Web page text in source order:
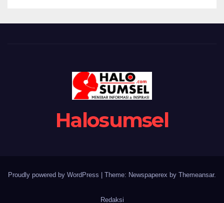
Halosumsel
Proudly powered by WordPress Theme: Newspaperex by Themeansar.
Redaksi